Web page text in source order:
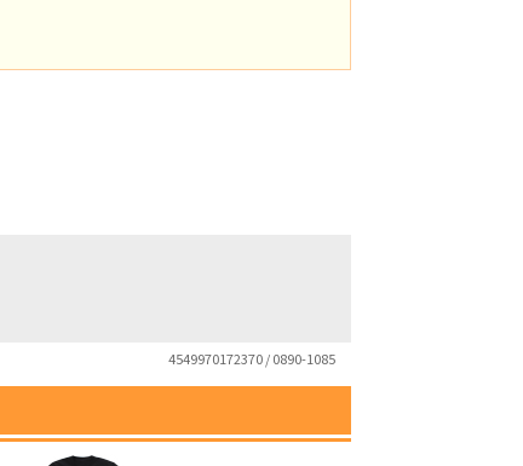
4549970172370 / 0890-1085